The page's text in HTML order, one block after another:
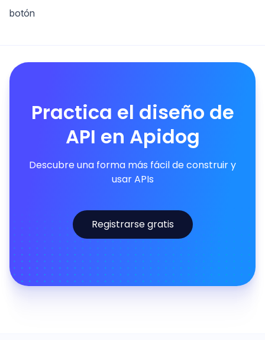
botón
Practica el diseño de
API en Apidog
Descubre una forma más fácil de construir y
usar APIs
Registrarse gratis